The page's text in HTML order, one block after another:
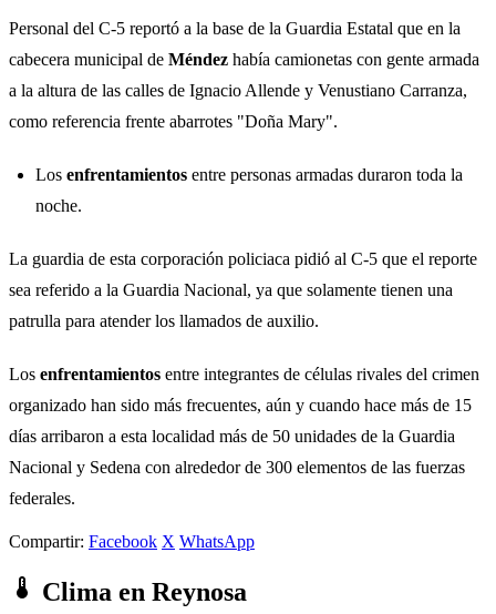
Personal del C-5 reportó a la base de la Guardia Estatal que en la
cabecera municipal de Méndez había camionetas con gente armada
a la altura de las calles de Ignacio Allende y Venustiano Carranza,
como referencia frente abarrotes "Doña Mary".
Los enfrentamientos entre personas armadas duraron toda la
noche.
La guardia de esta corporación policiaca pidió al C-5 que el reporte
sea referido a la Guardia Nacional, ya que solamente tienen una
patrulla para atender los llamados de auxilio.
Los enfrentamientos entre integrantes de células rivales del crimen
organizado han sido más frecuentes, aún y cuando hace más de 15
días arribaron a esta localidad más de 50 unidades de la Guardia
Nacional y Sedena con alrededor de 300 elementos de las fuerzas
federales.
Compartir: Facebook X WhatsApp
Clima en Reynosa